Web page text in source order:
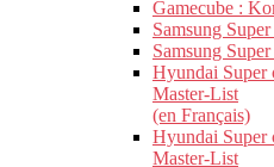
Gamecube :
Samsung
Samsung
Hyundai Super
Master-List
(en Français)
Hyundai Super
Master-List